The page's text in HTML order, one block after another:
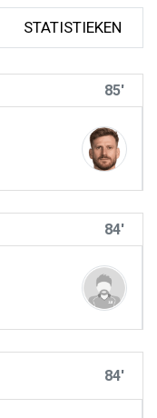
STATISTIEKEN
85'
84'
84'